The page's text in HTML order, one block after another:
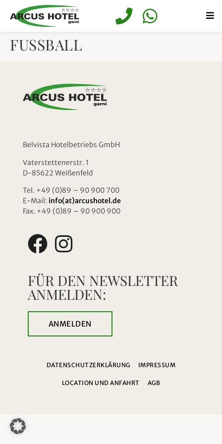
springen
FUSSBALL
Belvista Hotelbetriebs GmbH
Vaterstettenerstr. 1
D-85622 Weißenfeld
Tel. +49 (0)89 – 90 900 700
E-Mail: info(at)arcushotel.de
Fax. +49 (0)89 – 90 900 900
FÜR DEN NEWSLETTER
ANMELDEN:
ANMELDEN
DATENSCHUTZERKLÄRUNG IMPRESSUM
LOCATION UND ANFAHRT AGB